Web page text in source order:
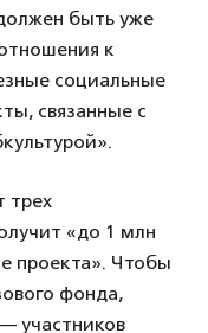
быть уже
к
социальные
связанные с
трех
«до 1 млн
проекта». Чтобы
фонда,
участников